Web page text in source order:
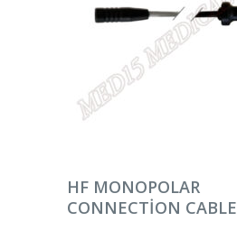
DEVAMINI OKU
HF MONOPOLAR
CONNECTION CABLE